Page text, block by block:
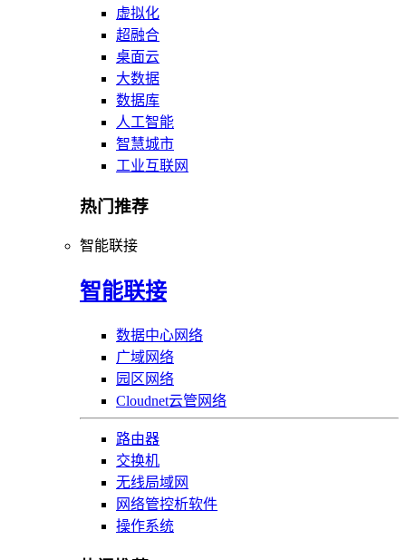
虚拟化
超融合
桌面云
大数据
数据库
人工智能
智慧城市
工业互联网
热门推荐
智能联接
智能联接
数据中心网络
广域网络
园区网络
Cloudnet云管网络
路由器
交换机
无线局域网
网络管控析软件
操作系统